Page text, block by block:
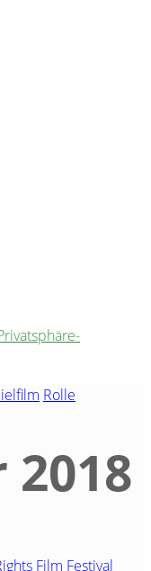
Rolle